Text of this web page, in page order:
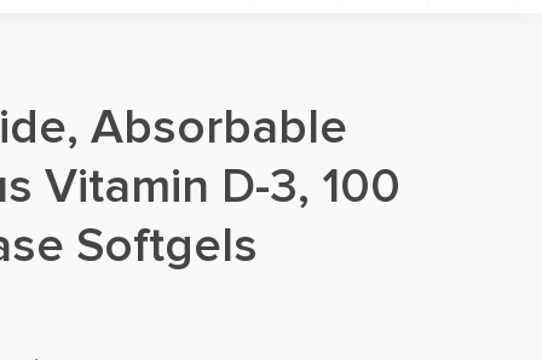
Absorbable
Vitamin D-3, 100
Softgels